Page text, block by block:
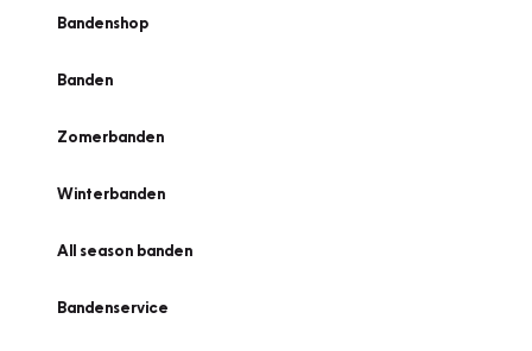
Bandenshop
Banden
Zomerbanden
Winterbanden
All season banden
Bandenservice